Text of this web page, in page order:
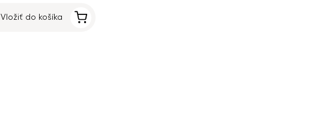
Vložiť do košíka